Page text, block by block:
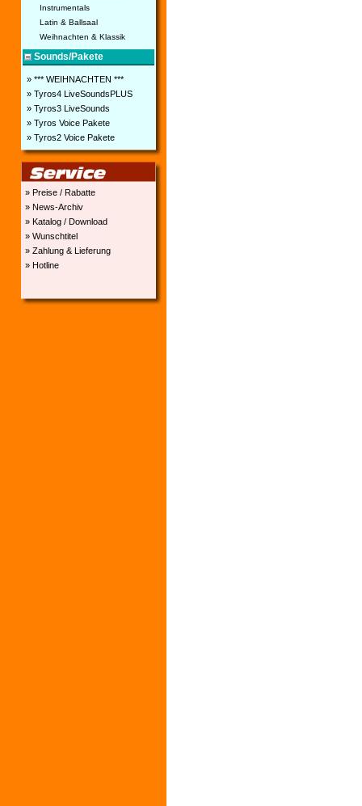
Instrumentals
Latin & Ballsaal
Weihnachten & Klassik
Sounds/Pakete
» *** WEIHNACHTEN ***
» Tyros4 LiveSoundsPLUS
» Tyros3 LiveSounds
» Tyros Voice Pakete
» Tyros2 Voice Pakete
» Preise / Rabatte
» News-Archiv
» Katalog / Download
» Wunschtitel
» Zahlung & Lieferung
» Hotline